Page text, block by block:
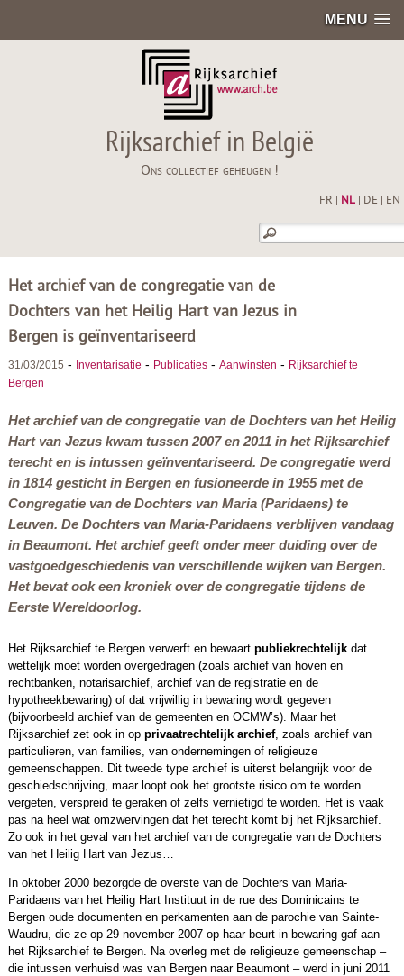
MENU
Rijksarchief in België
Ons collectief geheugen !
FR NL| DE EN
Het archief van de congregatie van de
Dochters van het Heilig Hart van Jezus in
Bergen is geïnventariseerd
31/03/2015 - Inventarisatie - Publicaties- Aanwinsten - Rijksarchief te
Bergen
Het archief van de congregatie van de Dochters van het Heilig
Hart van Jezus kwam tussen 2007 en 2011 in het Rijksarchief
terecht en is intussen geïnventariseerd. De congregatie werd
in 1814 gesticht in Bergen en fusioneerde in 1955 met de
Congregatie van de Dochters van Maria (Paridaens) te
Leuven. De Dochters van Maria-Paridaens verblijven vandaag
in Beaumont. Het archief geeft onder meer duiding over de
vastgoedgeschiedenis van verschillende wijken van Bergen.
Het bevat ook een kroniek over de congregatie tijdens de
Eerste Wereldoorlog.
Het Rijksarchief te Bergen verwerft en bewaart publiekrechtelijkdat
wettelijk moet worden overgedragen (zoals archief van hoven en
rechtbanken, notarisarchief, archief van de registratie en de
hypotheekbewaring) of dat vrijwillig in bewaring wordt gegeven
(bijvoorbeeld archief van de gemeenten en OCMW’s). Maar het
Rijksarchief zet ook in op privaatrechtelijk archief, zoals archief van
particulieren, van families, van ondernemingen of religieuze
gemeenschappen. Dit tweede type archief is uiterst belangrijk voor de
geschiedschrijving, maar loopt ook het grootste risico om te worden
vergeten, verspreid te geraken of zelfs vernietigd te worden. Het is vaak
pas na heel wat omzwervingen dat het terecht komt bij het Rijksarchief.
Zo ook in het geval van het archief van de congregatie van de Dochters
van het Heilig Hart van Jezus…
In oktober 2000 bezorgde de overste van de Dochters van Maria-
Paridaens van het Heilig Hart Instituut in de rue des Dominicains te
Bergen oude documenten en perkamenten aan de parochie van Sainte-
Waudru, die ze op 29 november 2007 op haar beurt in bewaring gaf aan
het Rijksarchief te Bergen. Na overleg met de religieuze gemeenschap –
die intussen verhuisd was van Bergen naar Beaumont – werd in juni 2011